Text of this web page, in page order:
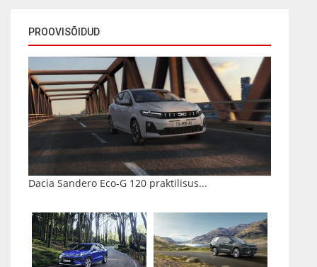
PROOVISÕIDUD
Dacia Sandero Eco-G 120 praktilisus...